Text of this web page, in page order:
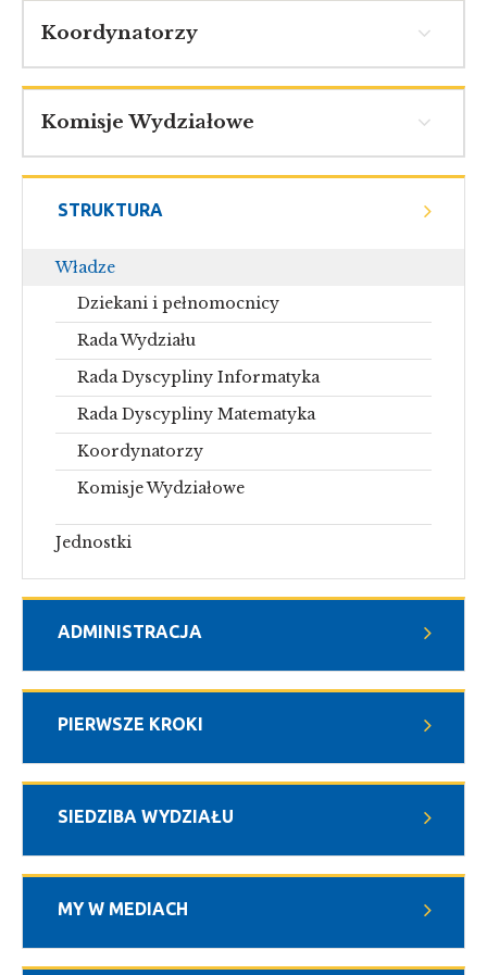
STRUKTURA
Władze
Dziekani i pełnomocnicy
Rada Wydziału
Rada Dyscypliny Informatyka
Rada Dyscypliny Matematyka
Koordynatorzy
Komisje Wydziałowe
Jednostki
ADMINISTRACJA
PIERWSZE KROKI
SIEDZIBA WYDZIAŁU
MY W MEDIACH
Koordynatorzy
Komisje Wydziałowe